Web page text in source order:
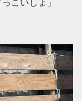
こいしょ」